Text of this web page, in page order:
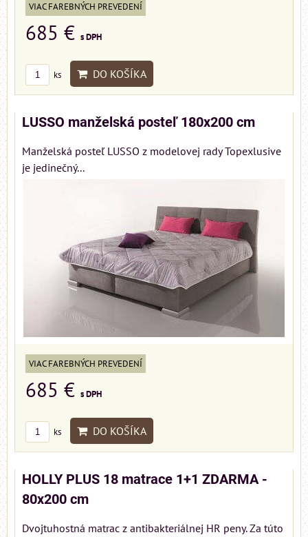
VIAC FAREBNÝCH PREVEDENÍ
685 € s DPH
ks DO KOŠÍKA
LUSSO manželská posteľ 180x200 cm
Manželská posteľ LUSSO z modelovej rady Topexlusive
je jedinečný...
VIAC FAREBNÝCH PREVEDENÍ
685 € s DPH
ks DO KOŠÍKA
HOLLY PLUS 18 matrace 1+1 ZDARMA -
80x200 cm
Dvojtuhostná matrac z antibakteriálnej HR peny. Za túto